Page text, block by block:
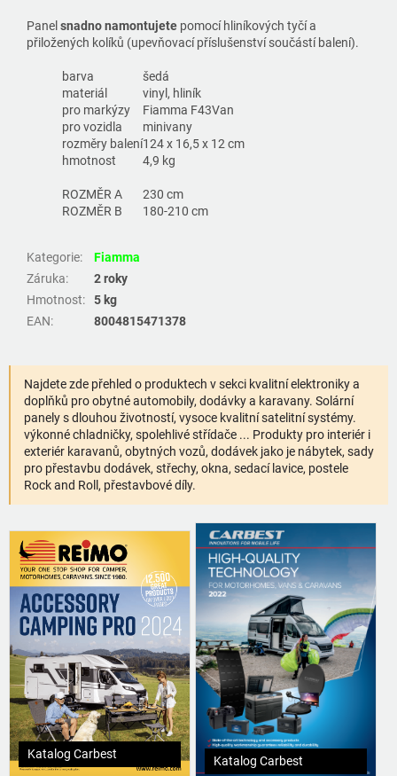
Panel snadno namontujete pomocí hliníkových tyčí a
přiložených kolíků (upevňovací příslušenství součástí balení).
barva
šedá
materiál
vinyl, hliník
pro markýzy
Fiamma F43Van
pro vozidla
minivany
rozměry balení124 x 16,5 x 12 cm
hmotnost
4,9 kg
ROZMĚR A
230 cm
ROZMĚR B
180-210 cm
Kategorie:
Fiamma
Záruka:
2 roky
Hmotnost:
5 kg
EAN: 8004815471378
Najdete zde přehled o produktech v sekci kvalitní elektroniky a
doplňků pro obytné automobily, dodávky a karavany. Solární
panely s dlouhou životností, vysoce kvalitní satelitní systémy.
výkonné chladničky, spolehlivé střídače ... Produkty pro interiér i
exteriér karavanů, obytných vozů, dodávek jako je nábytek, sady
pro přestavbu dodávek, střechy, okna, sedací lavice, postele
Rock and Roll, přestavbové díly.
Katalog Carbest
Katalog Carbest